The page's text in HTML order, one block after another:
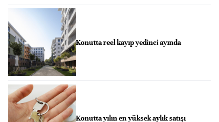
Konutta reel kayıp yedinci ayında
Konutta yılın en yüksek aylık satışı